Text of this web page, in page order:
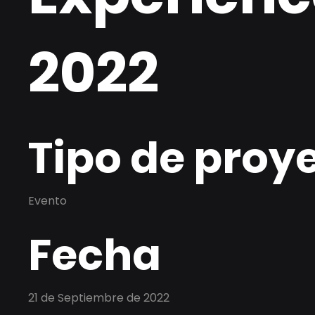
2022
Tipo de
Evento
Fecha
21 de Septiembre de 2022